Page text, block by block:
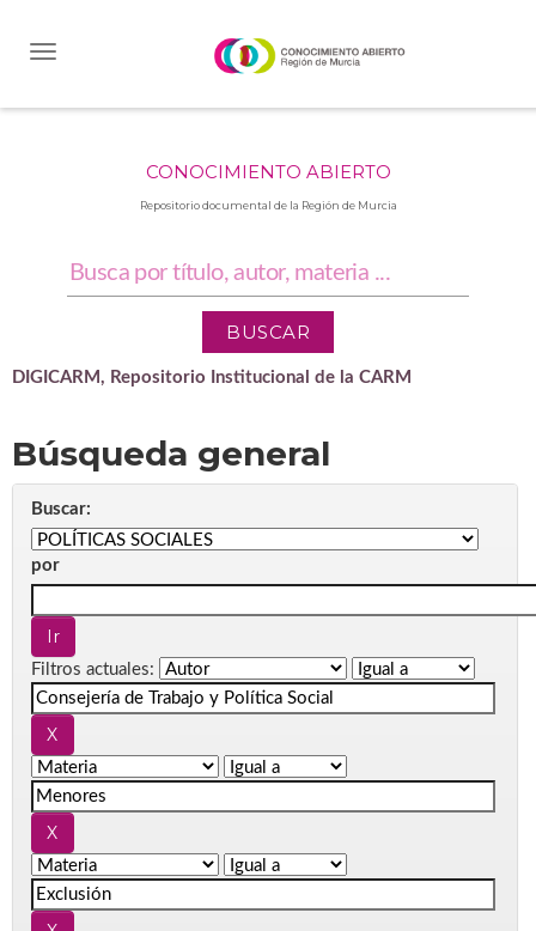
CONOCIMIENTO ABIERTO
Repositorio documental de la Región de Murcia
DIGICARM, Repositorio Institucional de la CARM
Búsqueda general
Buscar:
por
Filtros actuales: